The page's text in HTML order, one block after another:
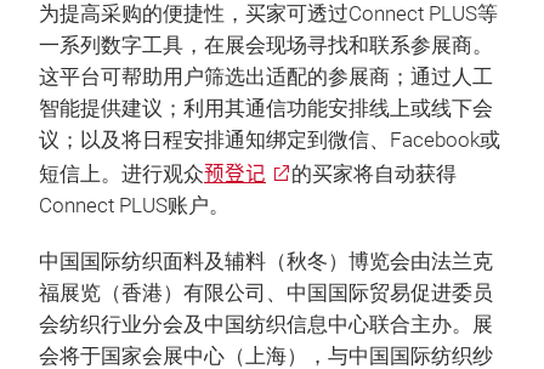
为提高采购的便捷性，买家可透过Connect PLUS等
一系列数字工具，在展会现场寻找和联系参展商。
这平台可帮助用户筛选出适配的参展商；通过人工
智能提供建议；利用其通信功能安排线上或线下会
议；以及将日程安排通知绑定到微信、Facebook或
短信上。进行观众预登记
的买家将自动获得
Connect PLUS账户。
中国国际纺织面料及辅料（秋冬）博览会由法兰克
福展览（香港）有限公司、中国国际贸易促进委员
会纺织行业分会及中国纺织信息中心联合主办。展
会将于国家会展中心（上海），与中国国际纺织纱